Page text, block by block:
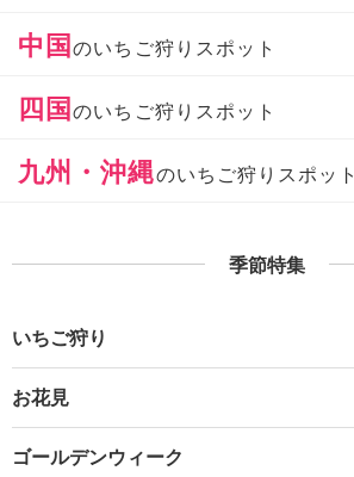
中国のいちご狩りスポット
四国のいちご狩りスポット
九州・沖縄のいちご狩りスポット
季節特集
いちご狩り
お花見
ゴールデンウィーク